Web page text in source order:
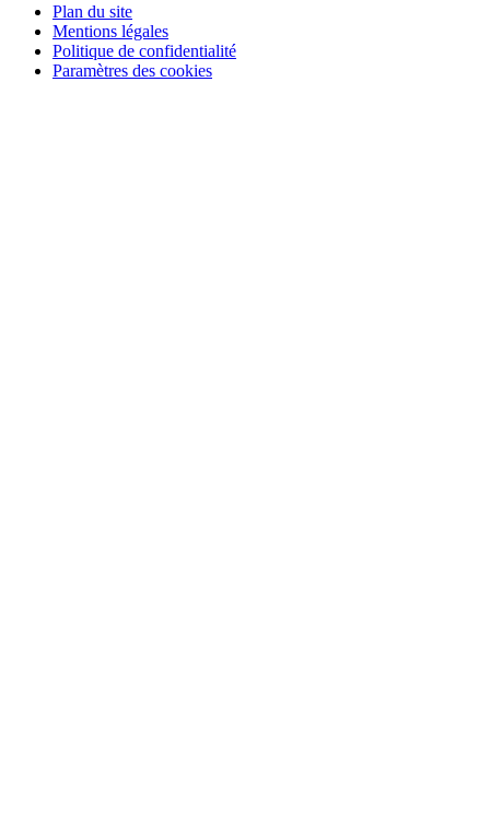
Plan du site
Mentions légales
Politique de confidentialité
Paramètres des cookies